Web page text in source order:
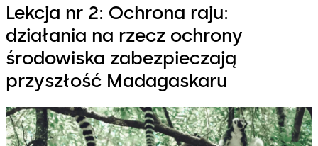
Lekcja nr 2: Ochrona raju:
działania na rzecz ochrony
środowiska zabezpieczają
przyszłość Madagaskaru